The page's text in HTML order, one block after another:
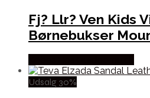
Fj? Llr? Ven Kids
Børnebukser
Udsalg 30%